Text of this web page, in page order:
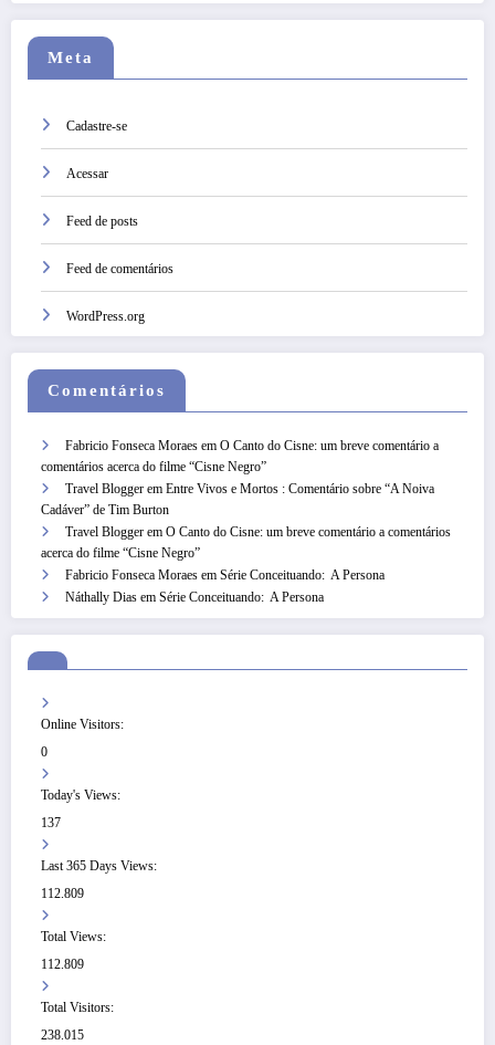
Meta
Cadastre-se
Acessar
Feed de posts
Feed de comentários
WordPress.org
Comentários
Fabricio Fonseca Moraes em O Canto do Cisne: um breve comentário a
comentários acerca do filme “Cisne Negro”
Travel Blogger em Entre Vivos e Mortos : Comentário sobre “A Noiva
Cadáver” de Tim Burton
Travel Blogger em O Canto do Cisne: um breve comentário a comentários
acerca do filme “Cisne Negro”
Fabricio Fonseca Moraes em Série Conceituando: A Persona
Náthally Dias em Série Conceituando: A Persona
Online Visitors:
0
Today's Views:
137
Last 365 Days Views:
112.809
Total Views:
112.809
Total Visitors:
238.015